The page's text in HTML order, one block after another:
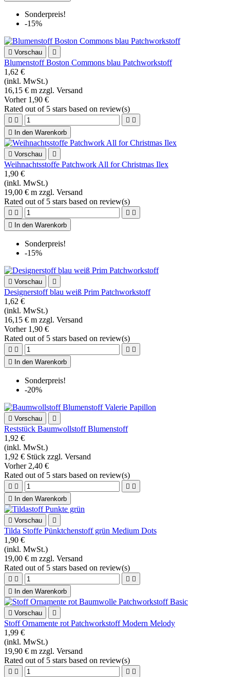
Sonderpreis!
-15%
 Vorschau 
Blumenstoff Boston Commons blau Patchworkstoff
1,62 €
(inkl. MwSt.)
16,15 € m zzgl. Versand
Vorher 1,90 €
Rated out of 5 stars based on review(s)
   

In den Warenkorb
 Vorschau 
Weihnachtsstoffe Patchwork All for Christmas Ilex
1,90 €
(inkl. MwSt.)
19,00 € m zzgl. Versand
Rated out of 5 stars based on review(s)
   

In den Warenkorb
Sonderpreis!
-15%
 Vorschau 
Designerstoff blau weiß Prim Patchworkstoff
1,62 €
(inkl. MwSt.)
16,15 € m zzgl. Versand
Vorher 1,90 €
Rated out of 5 stars based on review(s)
   

In den Warenkorb
Sonderpreis!
-20%
 Vorschau 
Reststück Baumwollstoff Blumenstoff
1,92 €
(inkl. MwSt.)
1,92 € Stück zzgl. Versand
Vorher 2,40 €
Rated out of 5 stars based on review(s)
   

In den Warenkorb
 Vorschau 
Tilda Stoffe Pünktchenstoff grün Medium Dots
1,90 €
(inkl. MwSt.)
19,00 € m zzgl. Versand
Rated out of 5 stars based on review(s)
   

In den Warenkorb
 Vorschau 
Stoff Ornamente rot Patchworkstoff Modern Melody
1,99 €
(inkl. MwSt.)
19,90 € m zzgl. Versand
Rated out of 5 stars based on review(s)
   